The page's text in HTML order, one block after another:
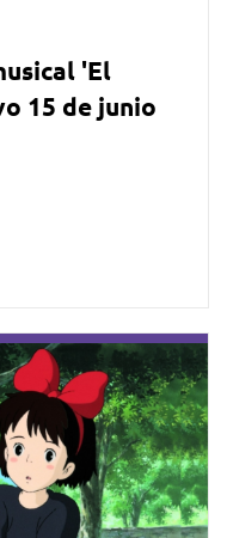
'El
15 de junio